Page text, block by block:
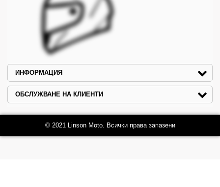
ИНФОРМАЦИЯ
ОБСЛУЖВАНЕ НА КЛИЕНТИ
© 2021 Linson Moto. Всички права запазени